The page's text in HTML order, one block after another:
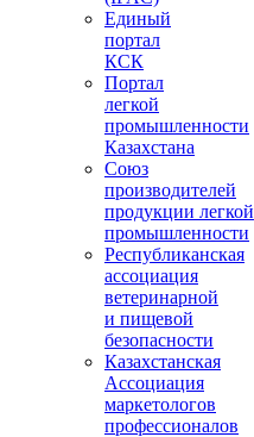
Единый
портал
КСК
Портал
легкой
промышленности
Казахстана
Союз
производителей
продукции легкой
промышленности
Республиканская
ассоциация
ветеринарной
и пищевой
безопасности
Казахстанская
Ассоциация
маркетологов
профессионалов